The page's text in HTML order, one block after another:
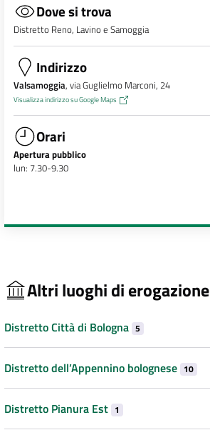
Dove si trova
Distretto Reno, Lavino e Samoggia
Indirizzo
Valsamoggia, via Guglielmo Marconi, 24
Visualizza indirizzo su Google Maps
Orari
Apertura pubblico
lun: 7.30-9.30
Altri luoghi di erogazione
Distretto Città di Bologna 5
Distretto dell’Appennino bolognese 10
Distretto Pianura Est 1